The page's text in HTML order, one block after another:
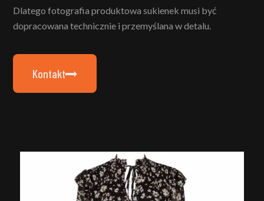
Dlatego fotografia produktowa sukienek musi być
dopracowana technicznie i przemyślana w detalu.
Kontakt